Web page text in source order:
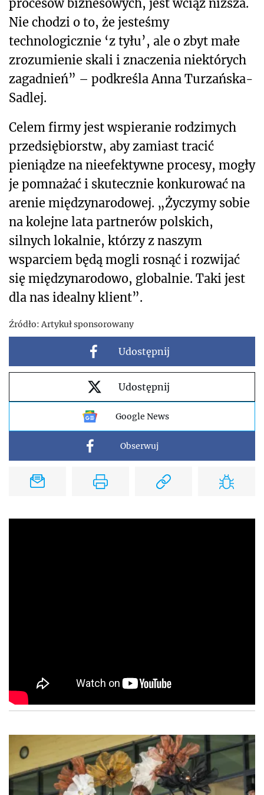
procesów biznesowych, jest wciąż niższa.
Nie chodzi o to, że jesteśmy
technologicznie ‘z tyłu’, ale o zbyt małe
zrozumienie skali i znaczenia niektórych
zagadnień” – podkreśla Anna Turzańska-
Sadlej.
Celem firmy jest wspieranie rodzimych
przedsiębiorstw, aby zamiast tracić
pieniądze na nieefektywne procesy, mogły
je pomnażać i skutecznie konkurować na
arenie międzynarodowej. „Życzymy sobie
na kolejne lata partnerów polskich,
silnych lokalnie, którzy z naszym
wsparciem będą mogli rosnąć i rozwijać
się międzynarodowo, globalnie. Taki jest
dla nas idealny klient”.
Źródło:Artykuł sponsorowany
Udostępnij
Udostępnij
Google News
Obserwuj